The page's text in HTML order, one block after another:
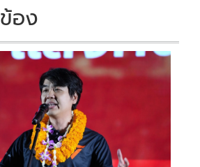
อง